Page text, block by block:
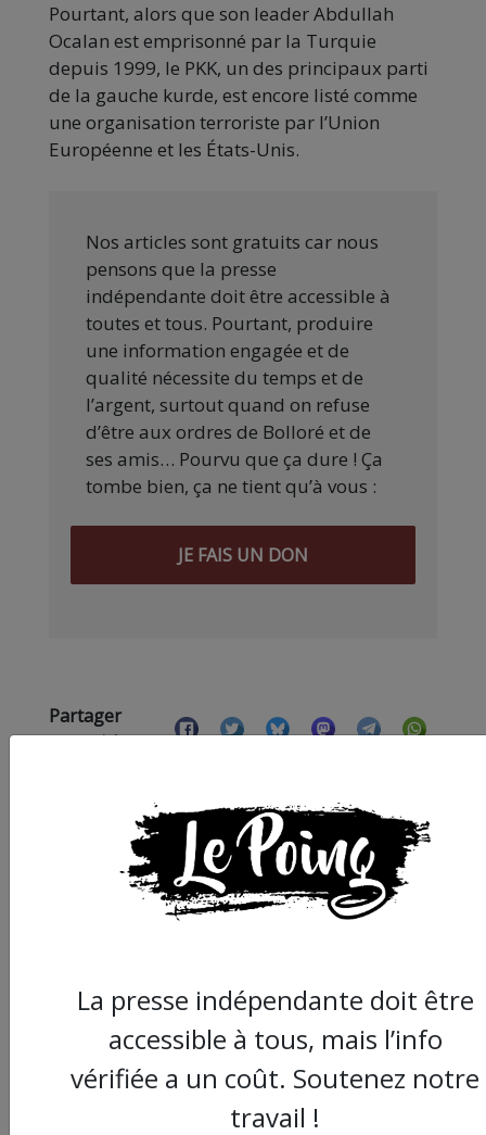
Pourtant, alors que son leader Abdullah
Ocalan est emprisonné par la Turquie
depuis 1999, le PKK, un des principaux parti
de la gauche kurde, est encore listé comme
une organisation terroriste par l’Union
Européenne et les États-Unis.
Nos articles sont gratuits car nous
pensons que la presse
indépendante doit être accessible à
toutes et tous. Pourtant, produire
une information engagée et de
qualité nécessite du temps et de
l’argent, surtout quand on refuse
d’être aux ordres de Bolloré et de
ses amis… Pourvu que ça dure ! Ça
tombe bien, ça ne tient qu’à vous :
JE FAIS UN DON
Partager
cet article :
ARTICLE SUIVANT :
La presse indépendante doit être
accessible à tous, mais l’info
vérifiée a un coût. Soutenez notre
travail !